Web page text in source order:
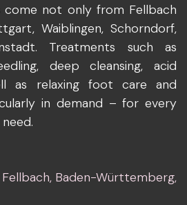
not only from Fellbach
Waiblingen, Schorndorf,
Treatments such as
deep cleansing, acid
as relaxing foot care and
in demand – for every
Baden-Württemberg,